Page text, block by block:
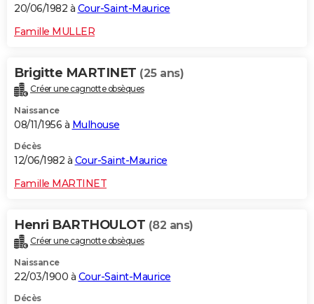
20/06/1982 à Cour-Saint-Maurice
Famille MULLER
Brigitte MARTINET (25 ans)
Créer une cagnotte obsèques
Naissance
08/11/1956 à Mulhouse
Décès
12/06/1982 à Cour-Saint-Maurice
Famille MARTINET
Henri BARTHOULOT (82 ans)
Créer une cagnotte obsèques
Naissance
22/03/1900 à Cour-Saint-Maurice
Décès